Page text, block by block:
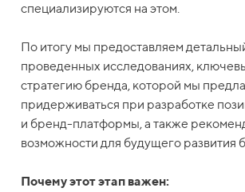
специализируются на этом.
По итогу мы предоставляем
проведенных исследованиях,
стратегию бренда, которой мы
придерживаться при разработке
и бренд-платформы, а также
возможности для будущего развития
Почему этот этап важен: